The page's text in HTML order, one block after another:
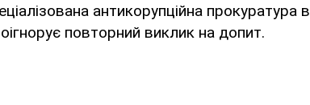
антикорупційна
повторний виклик на допит.